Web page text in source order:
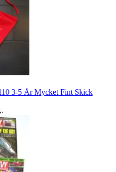
3-5 År Mycket Fint Skick
,.